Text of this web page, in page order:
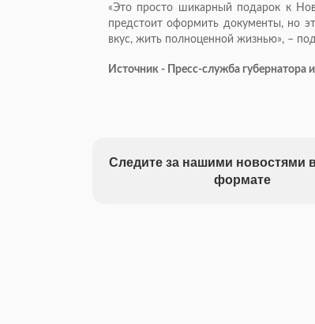
«Это просто шикарный подарок к
предстоит оформить документы, но
вкус, жить полноценной жизнью», –
Источник - Пресс-служба губернатора
Следите за нашими новостями
формате